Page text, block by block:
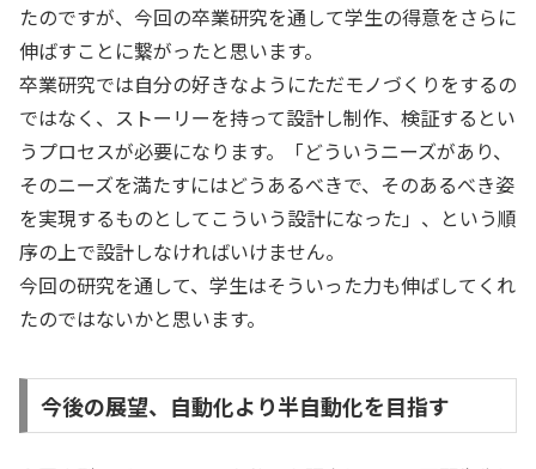
たのですが、今回の卒業研究を通して学生の得意をさらに
伸ばすことに繋がったと思います。
卒業研究では自分の好きなようにただモノづくりをするの
ではなく、ストーリーを持って設計し制作、検証するとい
うプロセスが必要になります。「どういうニーズがあり、
そのニーズを満たすにはどうあるべきで、そのあるべき姿
を実現するものとしてこういう設計になった」、という順
序の上で設計しなければいけません。
今回の研究を通して、学生はそういった力も伸ばしてくれ
たのではないかと思います。
今後の展望、自動化より半自動化を目指す